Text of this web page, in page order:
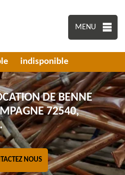
MENU
indisponible
DE BENNE
72540,
NOUS